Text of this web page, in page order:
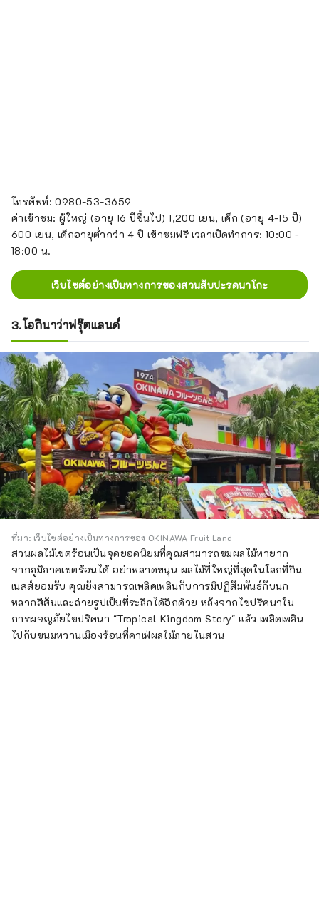
โทรศัพท์: 0980-53-3659
ค่าเข้าชม: ผู้ใหญ่ (อายุ 16 ปีขึ้นไป) 1,200 เยน, เด็ก (อายุ 4-15 ปี)
600 เยน, เด็กอายุต่ำกว่า 4 ปี เข้าชมฟรี เวลาเปิดทำการ: 10:00 -
18:00 น.
เว็บไซต์อย่างเป็นทางการของสวนสับปะรดนาโกะ
3.โอกินาว่าฟรุ๊ตแลนด์
ที่มา: เว็บไซต์อย่างเป็นทางการของ OKINAWA Fruit Land
สวนผลไม้เขตร้อนเป็นจุดยอดนิยมที่คุณสามารถชมผลไม้หายาก
จากภูมิภาคเขตร้อนได้ อย่าพลาดขนุน ผลไม้ที่ใหญ่ที่สุดในโลกที่กิน
เนสส์ยอมรับ คุณยังสามารถเพลิดเพลินกับการมีปฏิสัมพันธ์กับนก
หลากสีสันและถ่ายรูปเป็นที่ระลึกได้อีกด้วย หลังจากไขปริศนาใน
การผจญภัยไขปริศนา "Tropical Kingdom Story" แล้ว เพลิดเพลิน
ไปกับขนมหวานเมืองร้อนที่คาเฟ่ผลไม้ภายในสวน